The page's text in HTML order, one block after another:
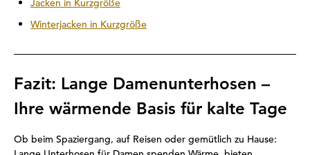
Jacken in Kurzgröße
Winterjacken in Kurzgröße
Fazit: Lange Damenunterhosen –
Ihre wärmende Basis für kalte Tage
Ob beim Spaziergang, auf Reisen oder gemütlich zu Hause: